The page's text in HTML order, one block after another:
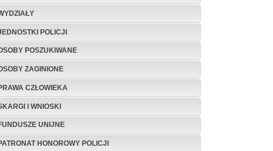
POLICJI
POSZUKIWANE
ZAGINIONE
CZŁOWIEKA
I WNIOSKI
UNIJNE
HONOROWY POLICJI